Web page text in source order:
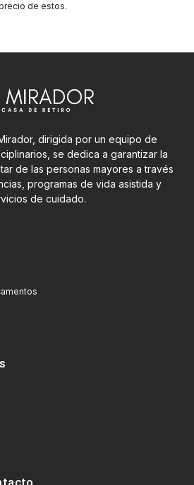
de estos.
dirigida por un equipo de
se dedica a garantizar la
de las personas mayores a través
programas de vida asistida y
de cuidado.